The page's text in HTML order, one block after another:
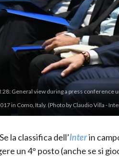
28: General view during a press
in Como, Italy. (Photo by Claudio Villa -
Se la classifica dell’Interin
un 4° posto (anche se si